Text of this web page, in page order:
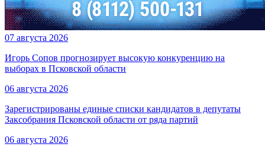
07 августа 2026
Игорь Сопов прогнозирует высокую конкуренцию на
выборах в Псковской области
06 августа 2026
Зарегистрированы единые списки кандидатов в депутаты
Заксобрания Псковской области от ряда партий
06 августа 2026